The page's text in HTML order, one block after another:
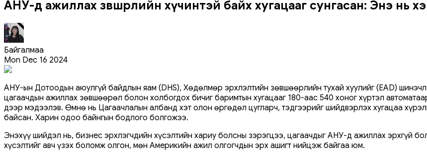
АНУ-д ажиллах зөвшөөрлийн хүчинтэй байх хугацааг сунгасан: Энэ нь
Байгалмаа
Mon Dec 16 2024
АНУ-ын Дотоодын аюулгүй байдлын яам (DHS), Хөдөлмөр эрхлэлтийн зөвшөөрлийн тухай хуулийг (EAD)
цагаачдын ажиллах зөвшөөрөл болон холбогдох бичиг баримтын хугацааг 180-аас 540 хоног хүртэл
дээр мэдээлэв. Өмнө нь Цагаачлалын албанд хэт олон өргөдөл цугларч, тэдгээрийг шийдвэрлэх хугацаа
байсан. Харин одоо байнгын бодлого болгожээ.
Энэхүү шийдэл нь, бизнес эрхлэгчдийн хүсэлтийн хариу болсны зэрэгцээ, цагаачдыг АНУ-д ажиллах эрхгүй
хүсэлтийг авч үзэх боломж олгон, мөн Америкийн ажил олгогчдын эрх ашигт нийцэж байгаа юм.